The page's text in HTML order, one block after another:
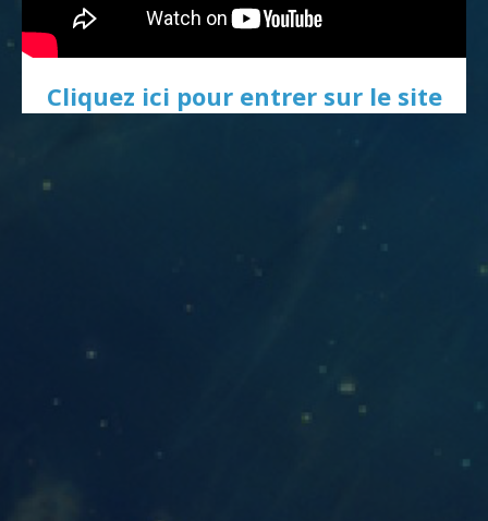
Cliquez ici pour entrer sur le site